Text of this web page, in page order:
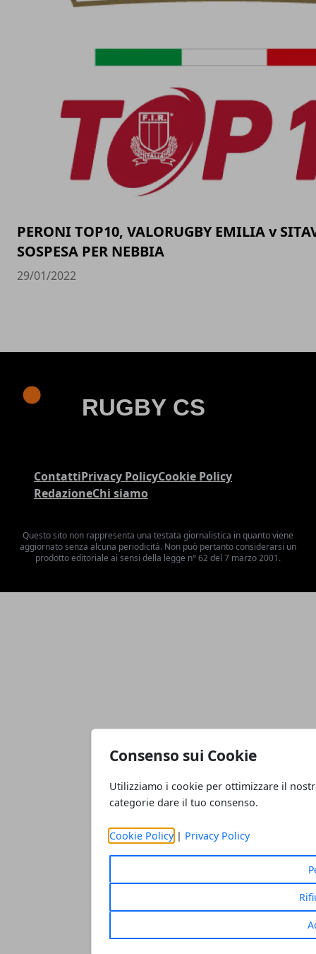
Consenso sui Cookie
Utilizziamo i cookie per ottimizzare il
categorie dare il tuo consenso.
Cookie Policy | Privacy Policy
PERONI TOP10, VALORUGBY EMILIA v
SOSPESA PER NEBBIA
29/01/2022
ContattiPrivacy PolicyCookie Policy
RedazioneChi siamo
Questo sito non rappresenta una testata giornalistica in quanto viene
aggiornato senza alcuna periodicità. Non può pertanto considerarsi un
prodotto editoriale ai sensi della legge n° 62 del 7 marzo 2001.